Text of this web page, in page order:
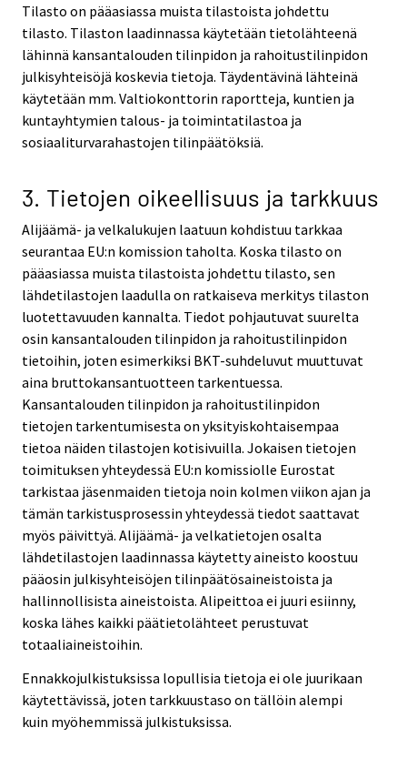
Tilasto on pääasiassa muista tilastoista johdettu
tilasto. Tilaston laadinnassa käytetään tietolähteenä
lähinnä kansantalouden tilinpidon ja rahoitustilinpidon
julkisyhteisöjä koskevia tietoja. Täydentävinä lähteinä
käytetään mm. Valtiokonttorin raportteja, kuntien ja
kuntayhtymien talous- ja toimintatilastoa ja
sosiaaliturvarahastojen tilinpäätöksiä.
3. Tietojen oikeellisuus ja tarkkuus
Alijäämä- ja velkalukujen laatuun kohdistuu tarkkaa
seurantaa EU:n komission taholta. Koska tilasto on
pääasiassa muista tilastoista johdettu tilasto, sen
lähdetilastojen laadulla on ratkaiseva merkitys tilaston
luotettavuuden kannalta. Tiedot pohjautuvat suurelta
osin kansantalouden tilinpidon ja rahoitustilinpidon
tietoihin, joten esimerkiksi BKT-suhdeluvut muuttuvat
aina bruttokansantuotteen tarkentuessa.
Kansantalouden tilinpidon ja rahoitustilinpidon
tietojen tarkentumisesta on yksityiskohtaisempaa
tietoa näiden tilastojen kotisivuilla. Jokaisen tietojen
toimituksen yhteydessä EU:n komissiolle Eurostat
tarkistaa jäsenmaiden tietoja noin kolmen viikon ajan ja
tämän tarkistusprosessin yhteydessä tiedot saattavat
myös päivittyä. Alijäämä- ja velkatietojen osalta
lähdetilastojen laadinnassa käytetty aineisto koostuu
pääosin julkisyhteisöjen tilinpäätösaineistoista ja
hallinnollisista aineistoista. Alipeittoa ei juuri esiinny,
koska lähes kaikki päätietolähteet perustuvat
totaaliaineistoihin.
Ennakkojulkistuksissa lopullisia tietoja ei ole juurikaan
käytettävissä, joten tarkkuustaso on tällöin alempi
kuin myöhemmissä julkistuksissa.